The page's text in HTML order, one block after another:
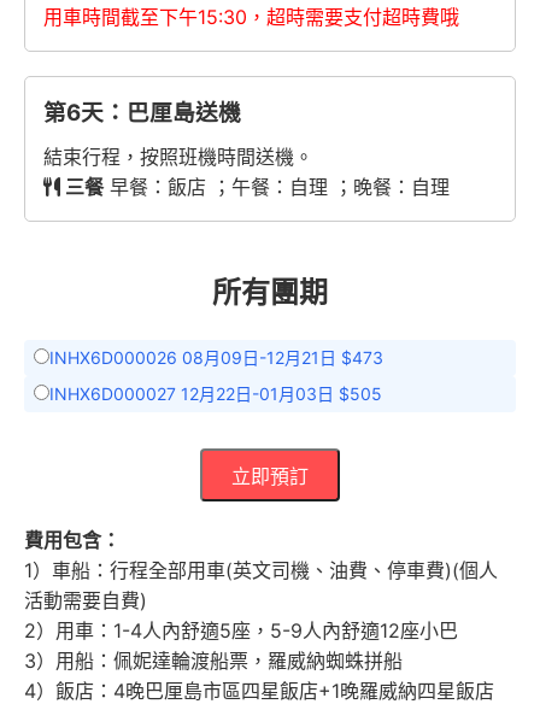
用車時間截至下午15:30，超時需要支付超時費哦
第6天：巴厘島送機
結束行程，按照班機時間送機。
三餐早餐：飯店 ；午餐：自理 ；晚餐：自理
所有團期
INHX6D000026 08月09日-12月21日 $473
INHX6D000027 12月22日-01月03日 $505
立即預訂
費用包含：
1）車船：行程全部用車(英文司機、油費、停車費)(個人
活動需要自費)
2）用車：1-4人內舒適5座，5-9人內舒適12座小巴
3）用船：佩妮達輪渡船票，羅威納蜘蛛拼船
4）飯店：4晚巴厘島市區四星飯店+1晚羅威納四星飯店